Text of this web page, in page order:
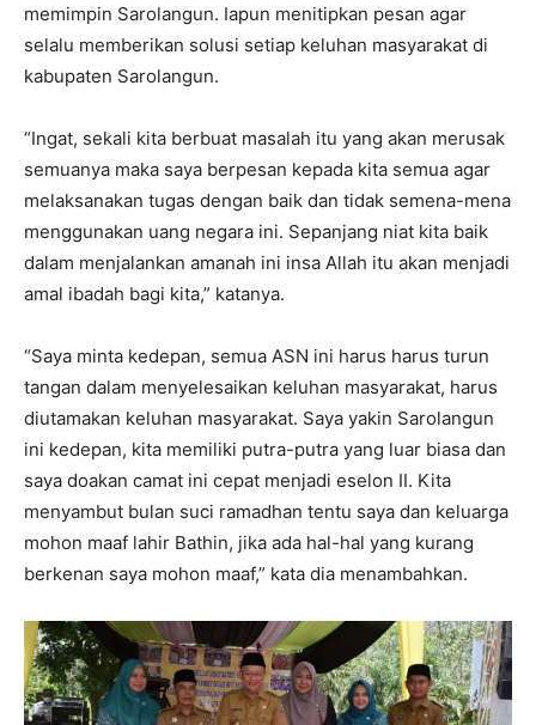
memimpin Sarolangun. Iapun menitipkan pesan agar
selalu memberikan solusi setiap keluhan masyarakat di
kabupaten Sarolangun.
“Ingat, sekali kita berbuat masalah itu yang akan merusak
semuanya maka saya berpesan kepada kita semua agar
melaksanakan tugas dengan baik dan tidak semena-mena
menggunakan uang negara ini. Sepanjang niat kita baik
dalam menjalankan amanah ini insa Allah itu akan menjadi
amal ibadah bagi kita,” katanya.
“Saya minta kedepan, semua ASN ini harus harus turun
tangan dalam menyelesaikan keluhan masyarakat, harus
diutamakan keluhan masyarakat. Saya yakin Sarolangun
ini kedepan, kita memiliki putra-putra yang luar biasa dan
saya doakan camat ini cepat menjadi eselon II. Kita
menyambut bulan suci ramadhan tentu saya dan keluarga
mohon maaf lahir Bathin, jika ada hal-hal yang kurang
berkenan saya mohon maaf,” kata dia menambahkan.